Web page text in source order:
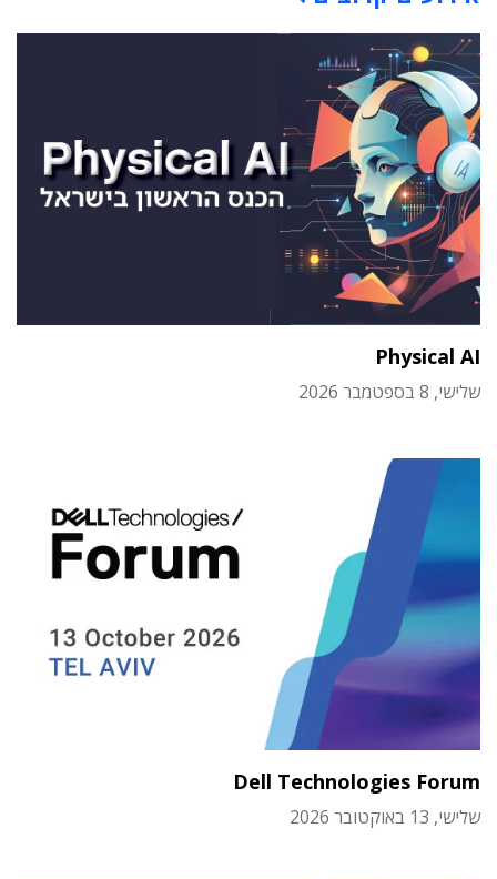
Physical AI
שלישי, 8 בספטמבר 2026
Dell Technologies Forum
שלישי, 13 באוקטובר 2026